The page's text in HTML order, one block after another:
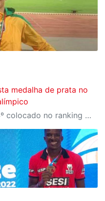
medalha de prata no
O atleta Samuel Eckert é o 4º colocado no ranking mundial.